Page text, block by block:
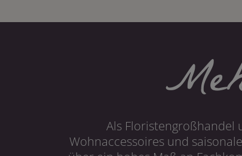
Als Floristengroßhandel
Wohnaccessoires und